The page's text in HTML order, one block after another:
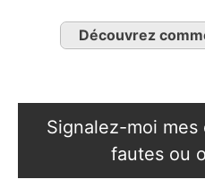
Découvrez
Signalez-moi
fautes ou